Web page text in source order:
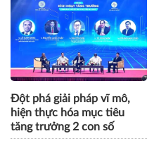
Đột phá giải pháp vĩ mô,
hiện thực hóa mục tiêu
tăng trưởng 2 con số